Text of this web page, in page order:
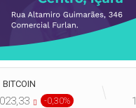
BITCOIN
-0,30%